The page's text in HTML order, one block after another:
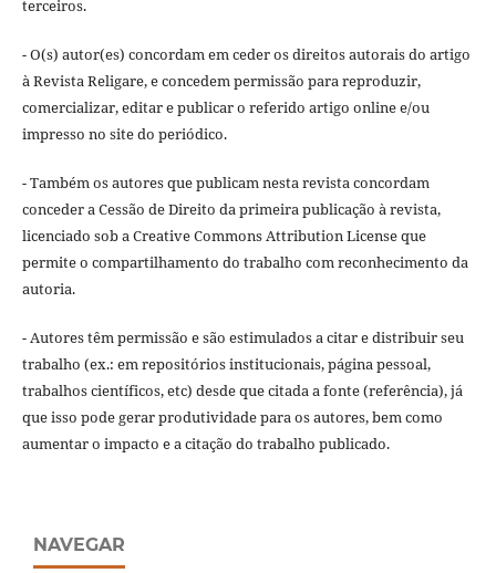
terceiros.
- O(s) autor(es) concordam em ceder os direitos autorais do artigo
à Revista Religare, e concedem permissão para reproduzir,
comercializar, editar e publicar o referido artigo online e/ou
impresso no site do periódico.
- Também os autores que publicam nesta revista concordam
conceder a Cessão de Direito da primeira publicação à revista,
licenciado sob a Creative Commons Attribution License que
permite o compartilhamento do trabalho com reconhecimento da
autoria.
- Autores têm permissão e são estimulados a citar e distribuir seu
trabalho (ex.: em repositórios institucionais, página pessoal,
trabalhos científicos, etc) desde que citada a fonte (referência), já
que isso pode gerar produtividade para os autores, bem como
aumentar o impacto e a citação do trabalho publicado.
NAVEGAR